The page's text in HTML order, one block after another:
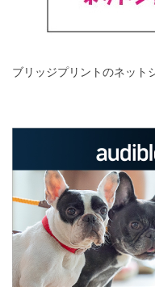
ブリッジプリントのネット